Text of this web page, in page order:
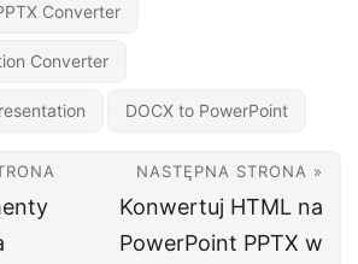
Converter
Converter
DOCX to PowerPoint
NASTĘPNA STRONA »
Konwertuj HTML na
PowerPoint PPTX w